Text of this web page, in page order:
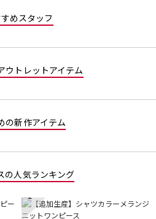
す。
5
めスタッフ
ウトレットアイテム
の新作アイテム
の人気ランキング
2